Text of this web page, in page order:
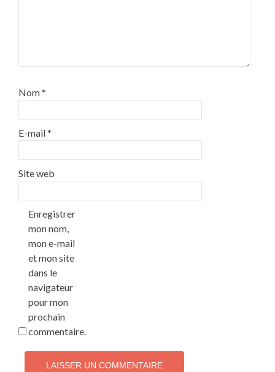
Nom*
E-mail*
Site web
Enregistrer
mon nom,
mon e-mail
et mon site
dans le
navigateur
pour mon
prochain
commentaire.